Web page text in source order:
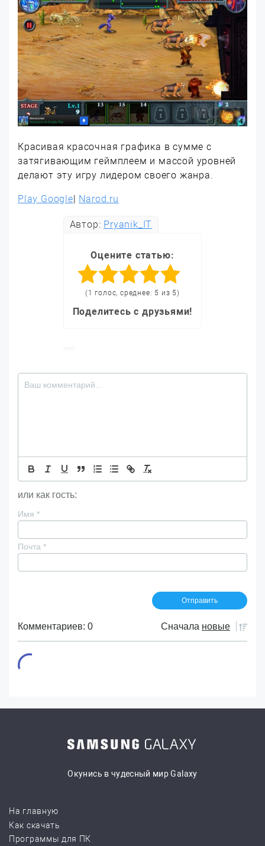
Красивая красочная графика в сумме с
затягивающим геймплеем и массой уровней
делают эту игру лидером своего жанра.
Play Google Narod.ru
Автор: Pryanik_IT
Оцените статью:
(1 голос, среднее: 5 из 5)
Поделитесь с друзьями!
или как гость:
Имя *
Почта *
Комментариев: 0 Сначала новые
Окунись в чудесный мир Galaxy
На главную
Как скачать
Программы для ПК